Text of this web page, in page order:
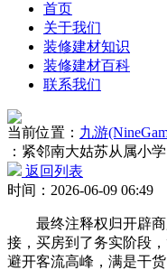
首页
关于我们
装修建材知识
装修建材百科
联系我们
当前位置： 九游
：紧邻南大姑苏从属小
返回列表
时间：2026-06-09 06:49
最终注释权归开辟商
接，买房到了务实阶段
避开客流高峰，满是干